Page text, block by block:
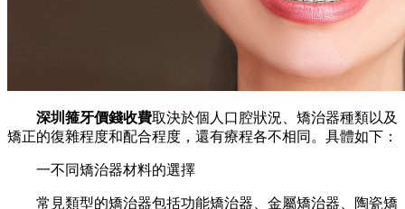
深圳箍牙價錢收費取決於個人口腔狀況、矯治器種類以及
矯正的復雜程度和配合程度，還有療程各不相同。具體如下：
一不同矯治器材料的選擇
常見類型的矯治器包括功能矯治器、金屬矯治器、陶瓷矯